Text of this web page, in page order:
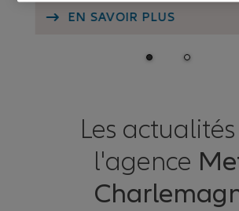
Aude RENO
EN SAVOIR PLUS
Les
l'agence